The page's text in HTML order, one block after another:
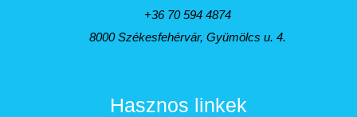
+36 70 594 4874
8000 Székesfehérvár, Gyümölcs u. 4.
Hasznos linkek